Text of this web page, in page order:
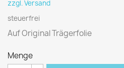
zzgl. Versand
steuerfrei
Auf Original Trägerfolie
Menge